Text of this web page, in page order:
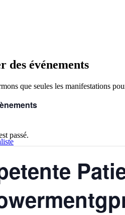
des événements
que seules les manifestations
passé.